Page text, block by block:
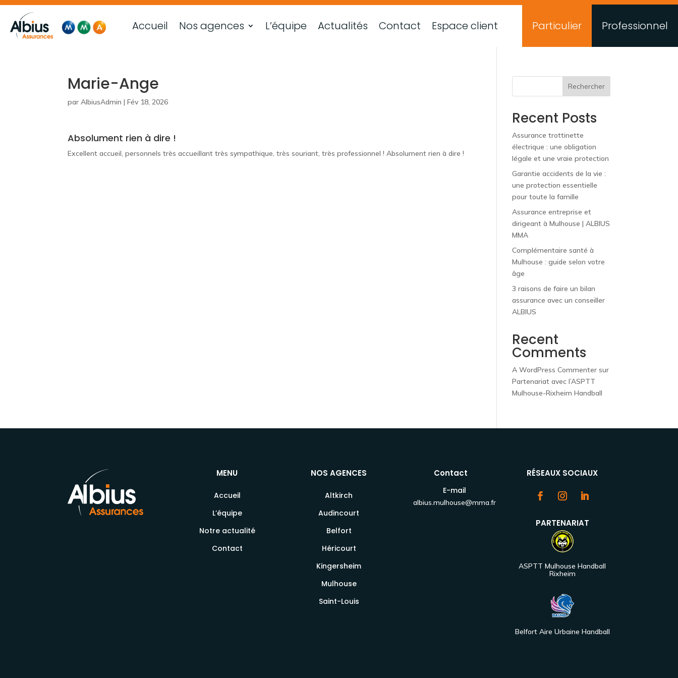
Accueil Nos agences L’équipe Actualités Contact Espace client Particulier Professionnel
Marie-Ange
parAlbiusAdmin |Fév 18, 2026
Absolument rien à dire !
Excellent accueil, personnels très accueillant très sympathique, très souriant, très professionnel ! Absolument rien à dire !
Rechercher
Recent Posts
Assurance trottinette
électrique : une obligation
légale et une vraie protection
Garantie accidents de la vie :
une protection essentielle
pour toute la famille
Assurance entreprise et
dirigeant à Mulhouse | ALBIUS
MMA
Complémentaire santé à
Mulhouse : guide selon votre
âge
3 raisons de faire un bilan
assurance avec un conseiller
ALBIUS
Recent
Comments
A WordPress Commenter sur
Partenariat avec l’ASPTT
Mulhouse-Rixheim Handball
MENU
Accueil
L’équipe
Notre actualité
Contact
NOS AGENCES
Altkirch
Audincourt
Belfort
Héricourt
Kingersheim
Mulhouse
Saint-Louis
Contact
E-mail
albius.mulhouse@mma.fr
RÉSEAUX SOCIAUX
PARTENARIAT
ASPTT Mulhouse Handball
Rixheim
Belfort Aire Urbaine Handball